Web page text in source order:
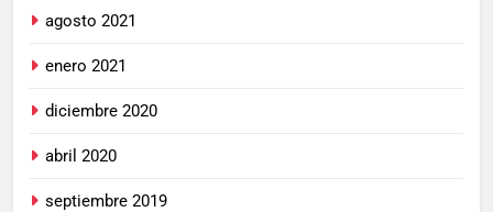
agosto 2021
enero 2021
diciembre 2020
abril 2020
septiembre 2019